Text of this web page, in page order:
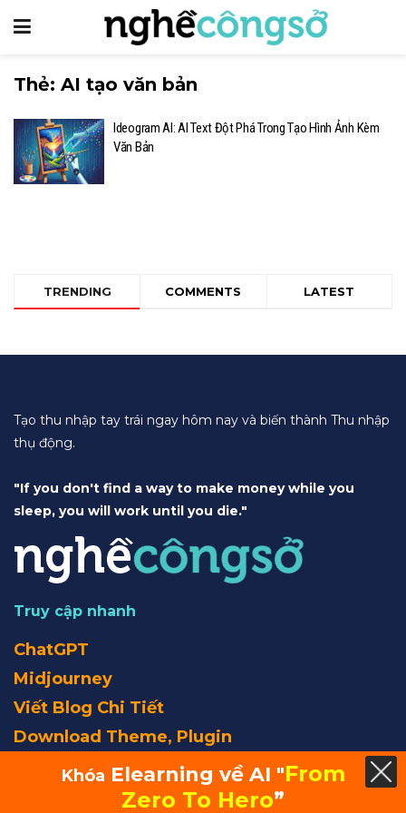
Thẻ: AI tạo văn bản
Ideogram AI: AI Text Đột Phá Trong Tạo Hình Ảnh Kèm
Văn Bản
TRENDING COMMENTS LATEST
Tạo thu nhập tay trái ngay hôm nay và biến thành Thu nhập
thụ động.
"If you don't find a way to make money while you
sleep, you will work until you die."
Truy cập nhanh
ChatGPT
Midjourney
Viết Blog Chi Tiết
Download Theme, Plugin
Khóa Elearning về AI "From
Zero To Hero”